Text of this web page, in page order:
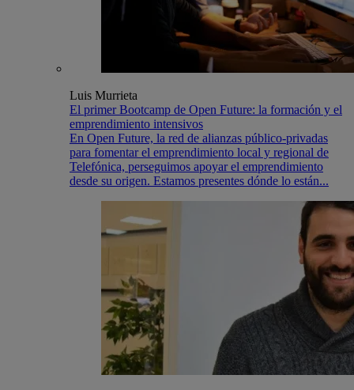
Luis Murrieta
El primer Bootcamp de Open Future: la formación y el
emprendimiento intensivos
En Open Future, la red de alianzas público-privadas
para fomentar el emprendimiento local y regional de
Telefónica, perseguimos apoyar el emprendimiento
desde su origen. Estamos presentes dónde lo están...